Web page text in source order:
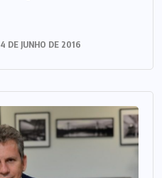
4 DE JUNHO DE 2016